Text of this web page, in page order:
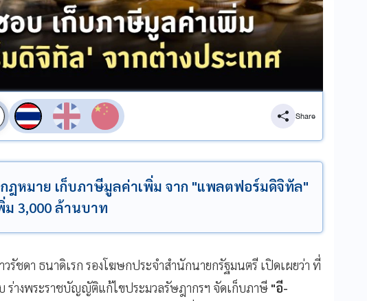
น
Share
ฎหมาย เก็บภาษีมูลค่าเพิ่ม จาก "แพลตฟอร์มดิจิทัล"
ม 3,000 ล้านบาท
รัชดา ธนาดิเรก รองโฆษกประจำสำนักนายกรัฐมนตรี เปิดเผยว่า ที่
ร่างพระราชบัญญัติแก้ไขประมวลรัษฎากรฯ จัดเก็บภาษี "อี-